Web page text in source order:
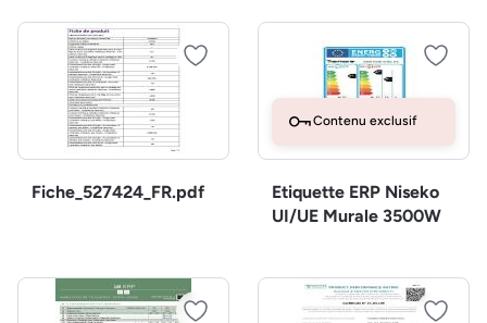
Fiche_527424_FR.pdf
Contenu exclusif
Etiquette ERP Niseko
UI/UE Murale 3500W